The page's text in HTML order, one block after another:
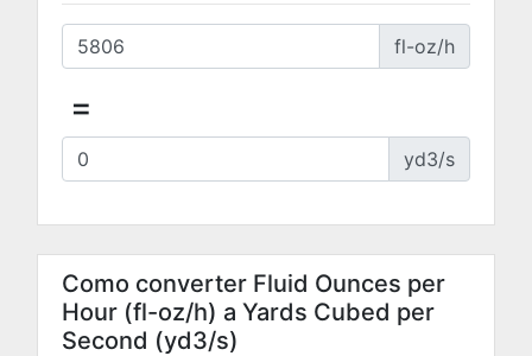
fl-oz/h
=
yd3/s
Como converter Fluid Ounces per
Hour (fl-oz/h) a Yards Cubed per
Second (yd3/s)